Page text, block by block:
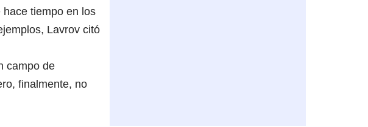
tiempo en los
Lavrov citó
campo de
finalmente, no